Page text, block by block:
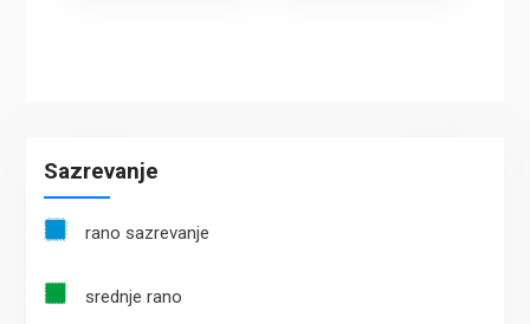
Sazrevanje
rano sazrevanje
srednje rano